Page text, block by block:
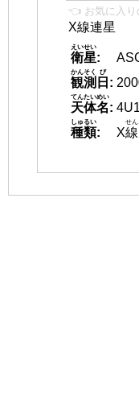
👈 お気に入り
X線連星
衛星
えいせい
:
観測
かんそく
日
び
:
天体名
てんたいめい
:
種類
しゅるい
: X線
せん